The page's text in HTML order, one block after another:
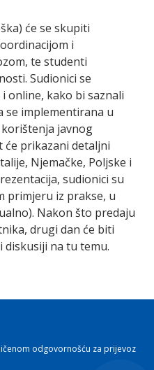
će se skupiti
i
te studenti
Sudionici se
online, kako bi saznali
se implementirana u
javnog
će prikazani detaljni
Njemačke, Poljske i
sudionici su
primjeru iz prakse, u
Nakon što predaju
drugi dan će biti
diskusiji na tu temu.
odgovornošću za prijevoz